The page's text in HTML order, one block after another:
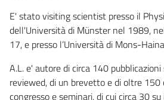
E' stato visiting scientist presso il
dell'Università di Münster nel 1989,
17, e presso l’Università di Mons-
A.L. e' autore di circa 140
reviewed, di un brevetto e di oltre 150
congresso e seminari, di cui circa 30